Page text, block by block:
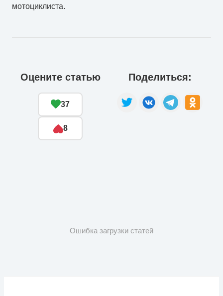
мотоциклиста.
Оцените статью
37
8
Поделиться:
Ошибка загрузки статей